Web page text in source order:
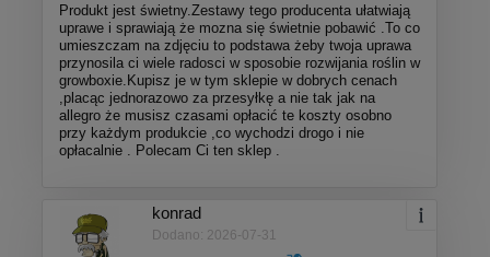
Produkt jest świetny.Zestawy tego producenta ułatwiają
uprawe i sprawiają że mozna się świetnie pobawić .To co
umieszczam na zdjęciu to podstawa żeby twoja uprawa
przynosila ci wiele radosci w sposobie rozwijania roślin w
growboxie.Kupisz je w tym sklepie w dobrych cenach
,placąc jednorazowo za przesyłkę a nie tak jak na
allegro że musisz czasami opłacić te koszty osobno
przy każdym produkcie ,co wychodzi drogo i nie
opłacalnie . Polecam Ci ten sklep .
konrad
Dodano: 2026-07-31